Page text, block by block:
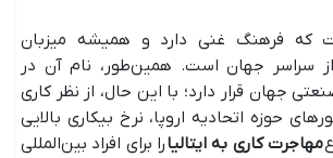
که فرهنگ غنی دارد و همیشه میزبان
سراسر جهان است. همین‌طور، نام آن در
صنعتی جهان قرار دارد؛ با این حال، از نظر کاری
حوزه اتحادیه اروپا، نرخ بیکاری بالایی
مهاجرت کاری به ایتالیارا برای افراد بین‌المللی